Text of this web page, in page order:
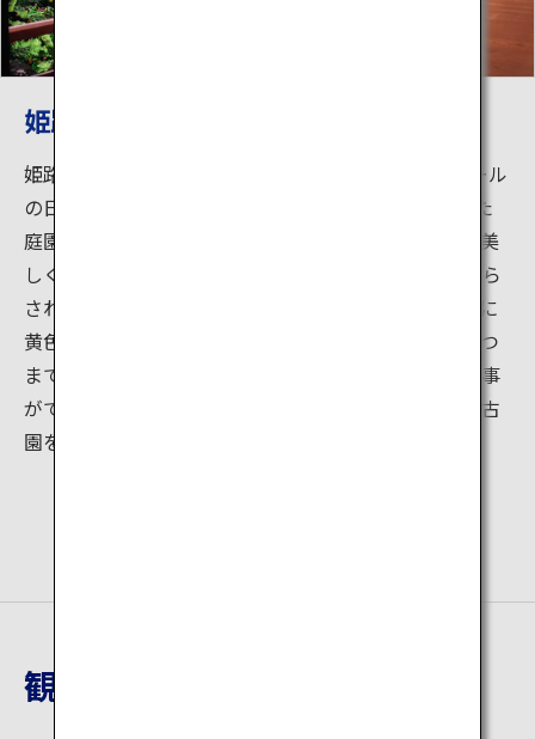
姫路城を借景に造られた庭園「好古園」
姫路城の西御屋敷跡庭園として造られた約3.5ヘクタール
の日本庭園。門や塀をくぐるごとに9つの趣が異なった
庭園を楽しめます。春は姫路城と桜が織り成す情景が美
しく、特に期間限定で開催される「夜桜会」では、照ら
された夜桜がとても幻想的です。秋は渡り廊下の左右に
黄色やオレンジ、真っ赤に染まった紅葉が広がり、いつ
まで眺めていても飽きません。庭園を眺めながらお食事
ができるレストランや茶室もあり、一息つきながら好古
園をゆったり散策するのはいかがですか？
観光地詳細